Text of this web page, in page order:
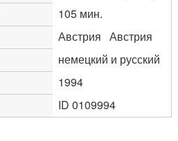
105 мин.
Австрия Австрия
немецкий и русский
1994
ID 0109994